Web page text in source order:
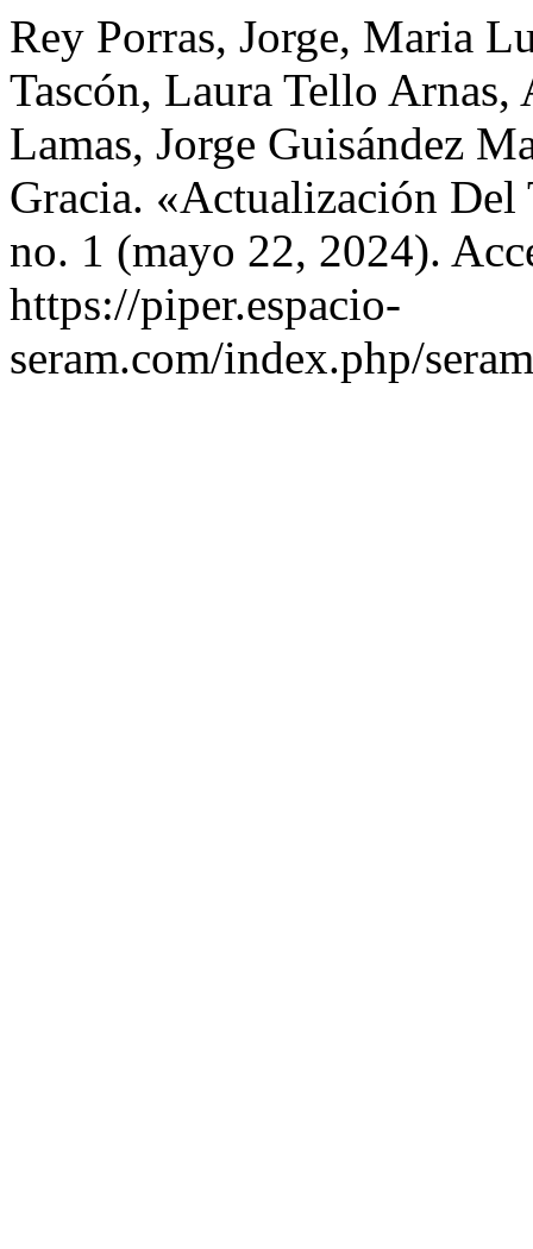
Rey Porras, Jorge, Maria
Tascón, Laura Tello
Lamas, Jorge Guisández
Gracia. «Actualización
no. 1 (mayo 22, 2024).
https://piper.espacio-
seram.com/index.php/